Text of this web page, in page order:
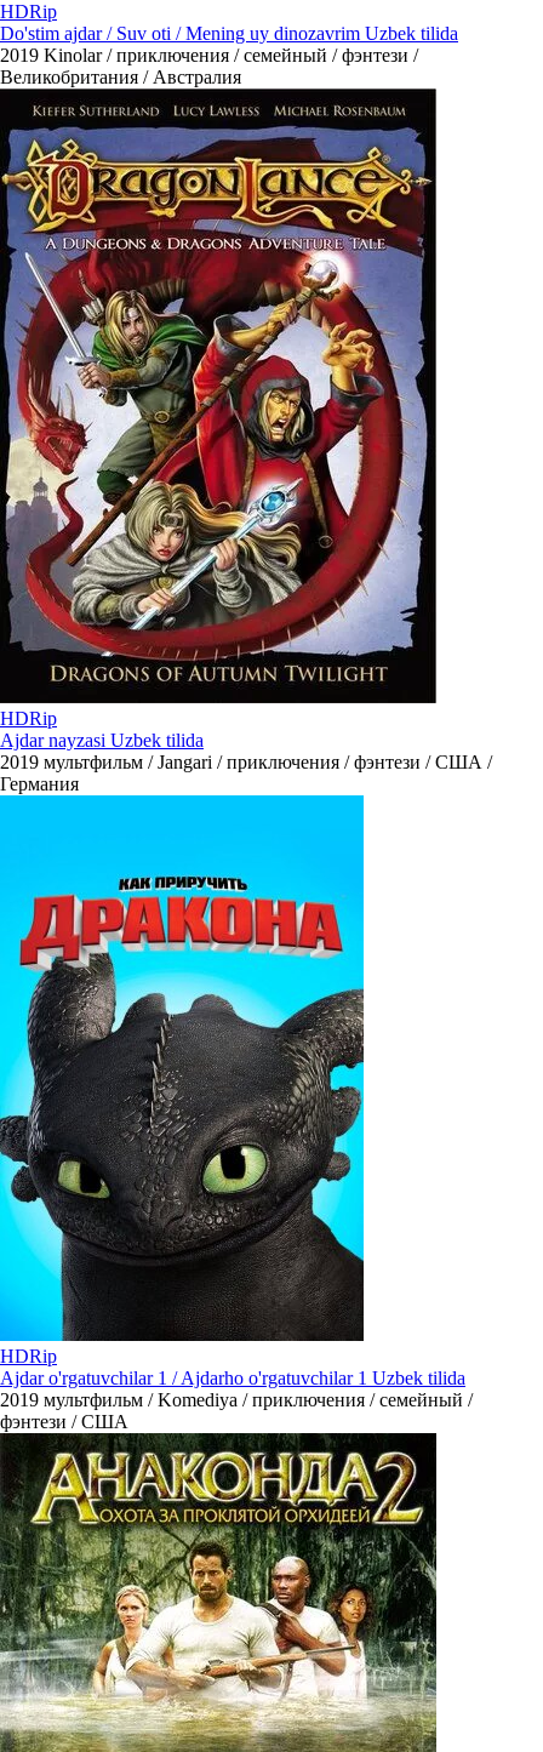
HDRip
Do'stim ajdar / Suv oti / Mening uy dinozavrim Uzbek tilida
2019 Kinolar / приключения / семейный / фэнтези /
Великобритания / Австралия
HDRip
Ajdar nayzasi Uzbek tilida
2019 мультфильм / Jangari / приключения / фэнтези / США /
Германия
HDRip
Ajdar o'rgatuvchilar 1 / Ajdarho o'rgatuvchilar 1 Uzbek tilida
2019 мультфильм / Komediya / приключения / семейный /
фэнтези / США